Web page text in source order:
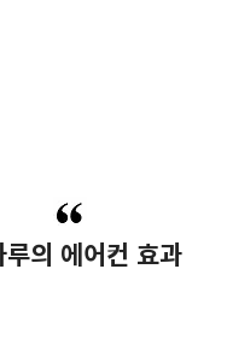
루의 에어컨 효과